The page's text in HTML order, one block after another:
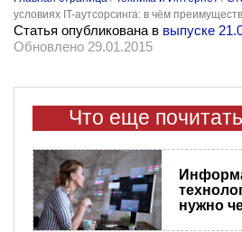
условиях IT-аутсорсинга: в чём
Статья опубликована в выпуске
Обновлено 29.01.2015
Что еще
нужно